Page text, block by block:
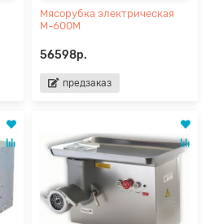
Мясорубка электрическая
М-600М
56598р.
предзаказ